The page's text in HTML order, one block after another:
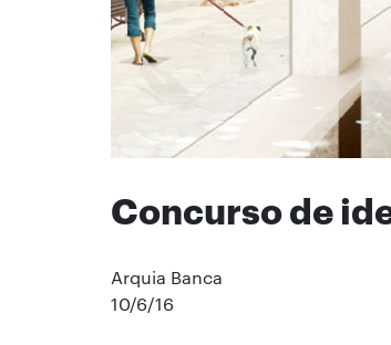
Concurso de
Arquia Banca
10/6/16